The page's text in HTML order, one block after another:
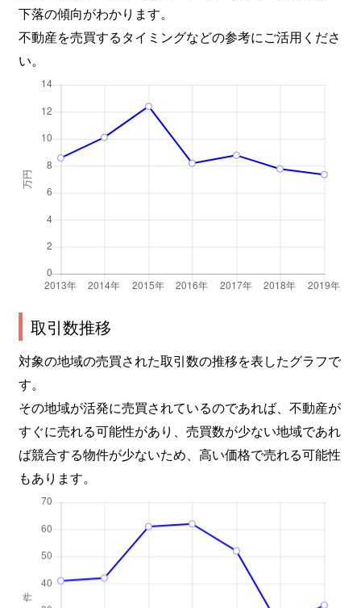
下落の傾向がわかります。
不動産を売買するタイミングなどの参考にご活用くださ
い。
取引数推移
対象の地域の売買された取引数の推移を表したグラフで
す。
その地域が活発に売買されているのであれば、不動産が
すぐに売れる可能性があり、売買数が少ない地域であれ
ば競合する物件が少ないため、高い価格で売れる可能性
もあります。